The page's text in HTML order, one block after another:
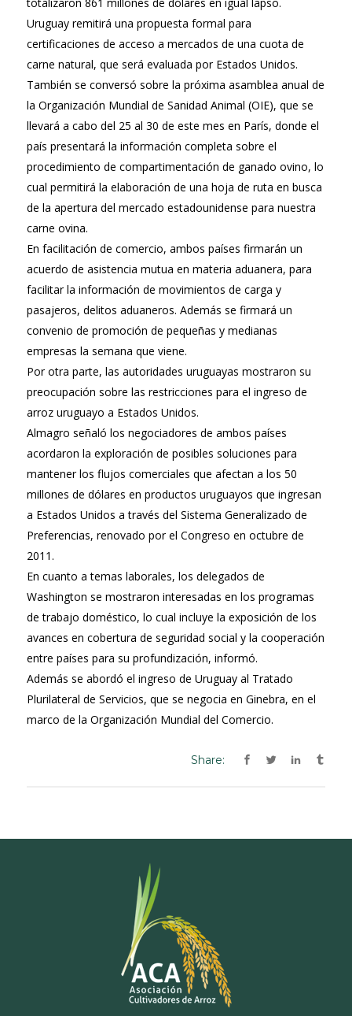
totalizaron 861 millones de dólares en igual lapso.
Uruguay remitirá una propuesta formal para
certificaciones de acceso a mercados de una cuota de
carne natural, que será evaluada por Estados Unidos.
También se conversó sobre la próxima asamblea anual de
la Organización Mundial de Sanidad Animal (OIE), que se
llevará a cabo del 25 al 30 de este mes en París, donde el
país presentará la información completa sobre el
procedimiento de compartimentación de ganado ovino, lo
cual permitirá la elaboración de una hoja de ruta en busca
de la apertura del mercado estadounidense para nuestra
carne ovina.
En facilitación de comercio, ambos países firmarán un
acuerdo de asistencia mutua en materia aduanera, para
facilitar la información de movimientos de carga y
pasajeros, delitos aduaneros. Además se firmará un
convenio de promoción de pequeñas y medianas
empresas la semana que viene.
Por otra parte, las autoridades uruguayas mostraron su
preocupación sobre las restricciones para el ingreso de
arroz uruguayo a Estados Unidos.
Almagro señaló los negociadores de ambos países
acordaron la exploración de posibles soluciones para
mantener los flujos comerciales que afectan a los 50
millones de dólares en productos uruguayos que ingresan
a Estados Unidos a través del Sistema Generalizado de
Preferencias, renovado por el Congreso en octubre de
2011.
En cuanto a temas laborales, los delegados de
Washington se mostraron interesadas en los programas
de trabajo doméstico, lo cual incluye la exposición de los
avances en cobertura de seguridad social y la cooperación
entre países para su profundización, informó.
Además se abordó el ingreso de Uruguay al Tratado
Plurilateral de Servicios, que se negocia en Ginebra, en el
marco de la Organización Mundial del Comercio.
Share: